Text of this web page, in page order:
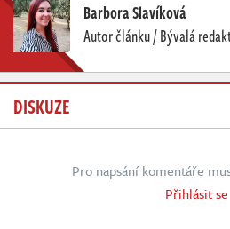
Barbora Slavíková
Autor článku / Bývalá
DISKUZE
Pro napsání komentáře
Přihlásit se